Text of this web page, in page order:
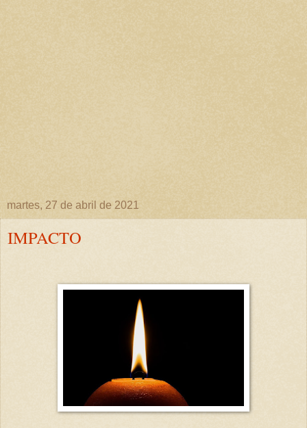
martes, 27 de abril de 2021
IMPACTO